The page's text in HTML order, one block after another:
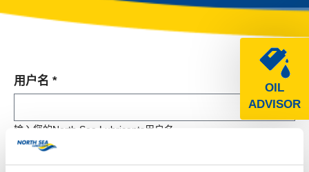
OIL
ADVISOR
用户名 *
密码 *